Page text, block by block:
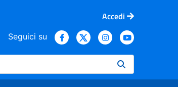
Accedi
Seguici su